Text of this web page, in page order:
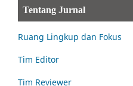
Tentang Jurnal
Ruang Lingkup dan Fokus
Tim Editor
Tim Reviewer